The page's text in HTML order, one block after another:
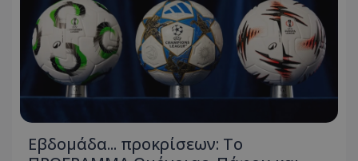
Εβδομάδα... προκρίσεων: Το